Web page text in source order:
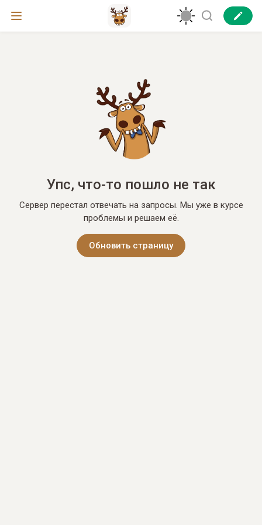
Упс, что-то пошло не так
Сервер перестал отвечать на запросы. Мы уже в курсе
проблемы и решаем её.
Обновить страницу